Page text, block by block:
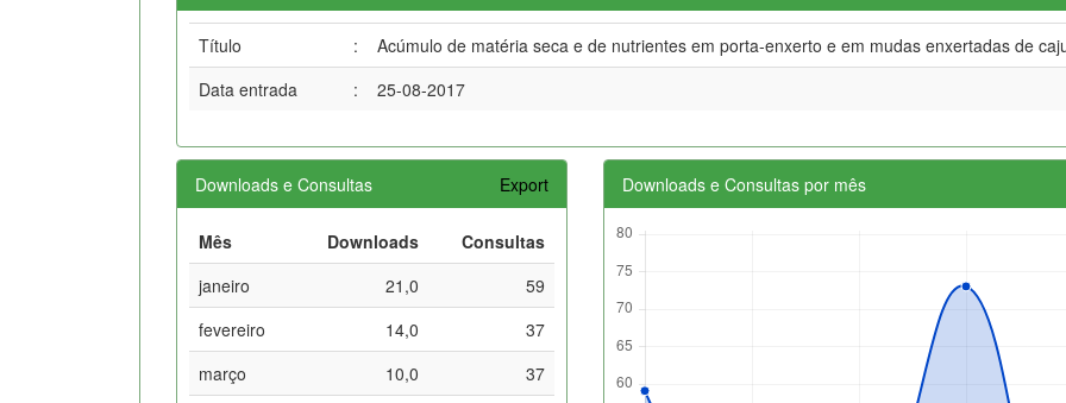
Título :
Acúmulo de matéria seca e de nutrientes em porta-enxerto e em mudas enxertadas de
Data entrada
: 25-08-2017
Downloads e Consultas Export
Mês Downloads
Consultas
janeiro
21,0
59
fevereiro
14,0
37
março
10,0
37
Downloads e Consultas por mês